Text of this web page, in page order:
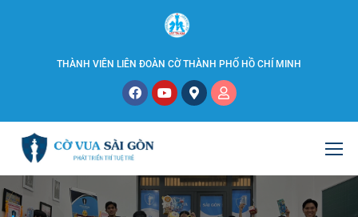
THÀNH VIÊN LIÊN ĐOÀN CỜ THÀNH PHỐ HỒ CHÍ MINH